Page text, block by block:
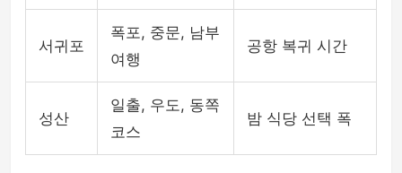
서귀포
폭포, 중문, 남부
여행
공항 복귀 시간
성산
일출, 우도, 동쪽
코스
밤 식당 선택 폭